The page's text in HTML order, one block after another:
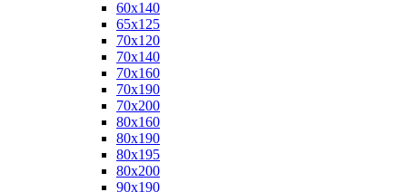
60x140
65x125
70x120
70x140
70x160
70x190
70x200
80x160
80x190
80x195
80x200
90x190